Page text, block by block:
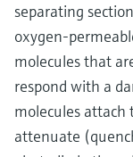
separating
oxygen-
molecules that
respond with a
molecules attach
attenuate